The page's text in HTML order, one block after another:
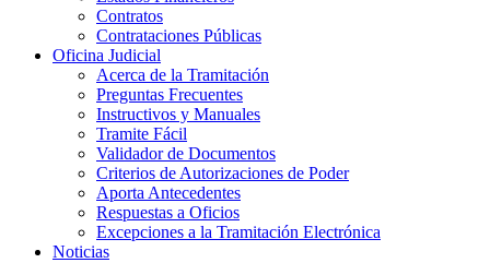
Contratos
Contrataciones Públicas
Oficina Judicial
Acerca de la Tramitación
Preguntas Frecuentes
Instructivos y Manuales
Tramite Fácil
Validador de Documentos
Criterios de Autorizaciones de Poder
Aporta Antecedentes
Respuestas a Oficios
Excepciones a la Tramitación Electrónica
Noticias